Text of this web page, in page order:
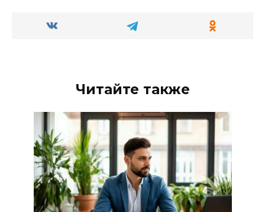
Читайте также